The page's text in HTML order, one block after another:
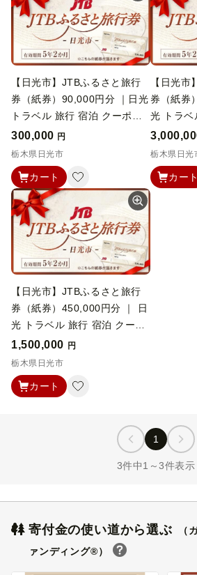
【日光市】JTBふるさと旅行
券（紙券）90,000円分 ｜日光
トラベル 旅行 宿泊 クーポン
世界遺産 日光の社寺 東照宮
輪王寺 二荒山神社 中禅寺湖
霧降高原 華厳の滝 鬼怒川温泉
湯西川温泉 川治温泉 いろは坂
紅葉 絶景 金谷ホテル ふふ日
光 エース JTB 予約 人気 おす
すめ ギフト 贈答 プレゼント
お祝い 記念 栃木県 日光市 有
効期間5年
300,000 円
栃木県日光市
カート
【日光
券（紙券
光 トラベ
ン 世界遺
宮 輪王寺
湖 霧降高
温泉 湯西
栃木県日光
カート
【日光市】JTBふるさと旅行
券（紙券）450,000円分 ｜ 日
光 トラベル 旅行 宿泊 クーポ
ン 世界遺産 日光の社寺 東照
宮 輪王寺 二荒山神社 中禅寺
湖 霧降高原 華厳の滝 鬼怒川
温泉 湯西川温泉 川治温泉 い
ふふ日光 エース JTB 予約 人
気 おすすめ ギフト 贈答 プレ
ゼント お祝い 記念 栃木県 日
1,500,000 円
栃木県日光市
カート
1
3件中1～3件表示
寄付金の使い道から選ぶ
（
ァンディング®）